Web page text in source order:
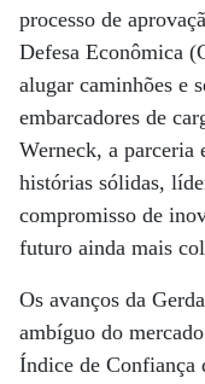
processo de
Defesa Econômica
alugar caminhões e
embarcadores de
Werneck, a parceria
histórias sólidas,
compromisso de
futuro ainda mais
Os avanços da
ambíguo do
Índice de